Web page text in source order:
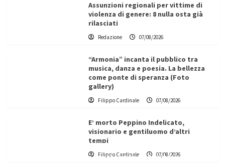
Assunzioni regionali per vittime di
violenza di genere: 8 nulla osta già
rilasciati
Redazione 07/08/2026
“Armonia” incanta il pubblico tra
musica, danza e poesia. La bellezza
come ponte di speranza (Foto
gallery)
Filippo Cardinale 07/08/2026
E’ morto Peppino Indelicato,
visionario e gentiluomo d’altri
tempi
Filippo Cardinale 07/08/2026
L’ingegnere saccense Buscarnera partner chiave
di un progetto transnazionale per la transizione